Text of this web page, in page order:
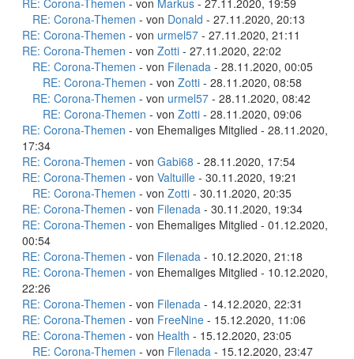
RE: Corona-Themen - von Markus - 27.11.2020, 19:59
RE: Corona-Themen - von Donald - 27.11.2020, 20:13
RE: Corona-Themen - von urmel57 - 27.11.2020, 21:11
RE: Corona-Themen - von Zotti - 27.11.2020, 22:02
RE: Corona-Themen - von Filenada - 28.11.2020, 00:05
RE: Corona-Themen - von Zotti - 28.11.2020, 08:58
RE: Corona-Themen - von urmel57 - 28.11.2020, 08:42
RE: Corona-Themen - von Zotti - 28.11.2020, 09:06
RE: Corona-Themen - von Ehemaliges Mitglied - 28.11.2020,
17:34
RE: Corona-Themen - von Gabi68 - 28.11.2020, 17:54
RE: Corona-Themen - von Valtuille - 30.11.2020, 19:21
RE: Corona-Themen - von Zotti - 30.11.2020, 20:35
RE: Corona-Themen - von Filenada - 30.11.2020, 19:34
RE: Corona-Themen - von Ehemaliges Mitglied - 01.12.2020,
00:54
RE: Corona-Themen - von Filenada - 10.12.2020, 21:18
RE: Corona-Themen - von Ehemaliges Mitglied - 10.12.2020,
22:26
RE: Corona-Themen - von Filenada - 14.12.2020, 22:31
RE: Corona-Themen - von FreeNine - 15.12.2020, 11:06
RE: Corona-Themen - von Health - 15.12.2020, 23:05
RE: Corona-Themen - von Filenada - 15.12.2020, 23:47